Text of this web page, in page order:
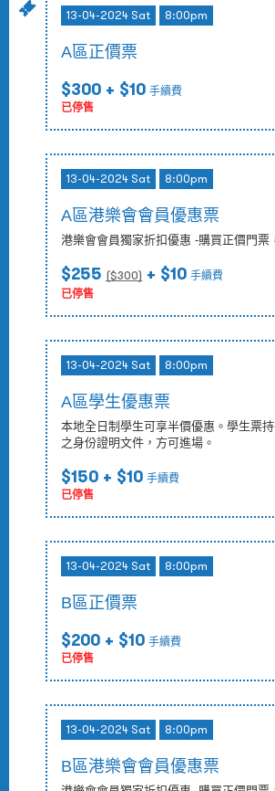
13-04-2024 Sat 8:00pm
A區正價票
$300 + $10 手續費
已停售
13-04-2024 Sat 8:00pm
A區港樂會會員優惠票
港樂會會員獨家折扣優惠 -購買正價門票
$255 ($300) + $10 手續費
已停售
13-04-2024 Sat 8:00pm
A區學生優惠票
本地全日制學生可享半價優惠。學生票
之身份證明文件，方可進場。
$150 + $10 手續費
已停售
13-04-2024 Sat 8:00pm
B區正價票
$200 + $10 手續費
已停售
13-04-2024 Sat 8:00pm
B區港樂會會員優惠票